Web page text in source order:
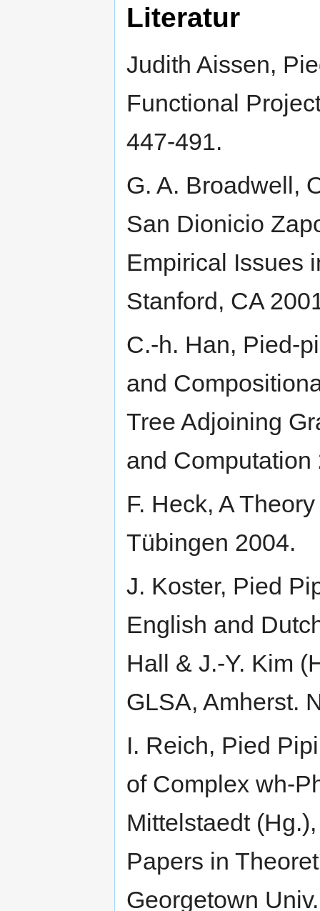
Literatur
Judith Aissen,
Functional
447-491.
G. A. Broadwell,
San Dionicio
Empirical Issues
Stanford, CA
C.-h. Han, Pied-
and
Tree Adjoining
and
F. Heck, A
Tübingen 2004.
J. Koster, Pied
English and
Hall & J.-Y. Kim
GLSA, Amherst.
I. Reich, Pied
of Complex wh-
Mittelstaedt
Papers in
Georgetown